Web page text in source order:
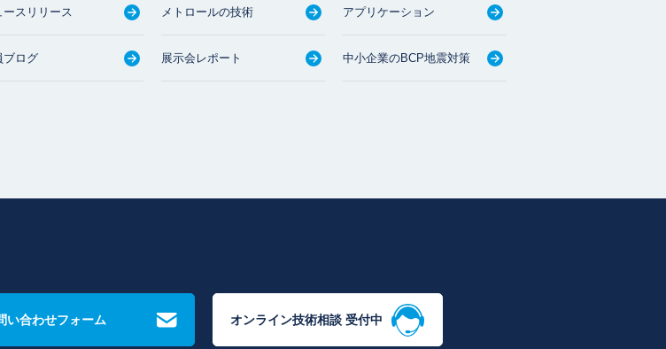
ースリリース メトロールの技術 アプリケーション
ブログ 展示会レポート 中小企業のBCP地震対策
い合わせフォーム オンライン技術相談 受付中